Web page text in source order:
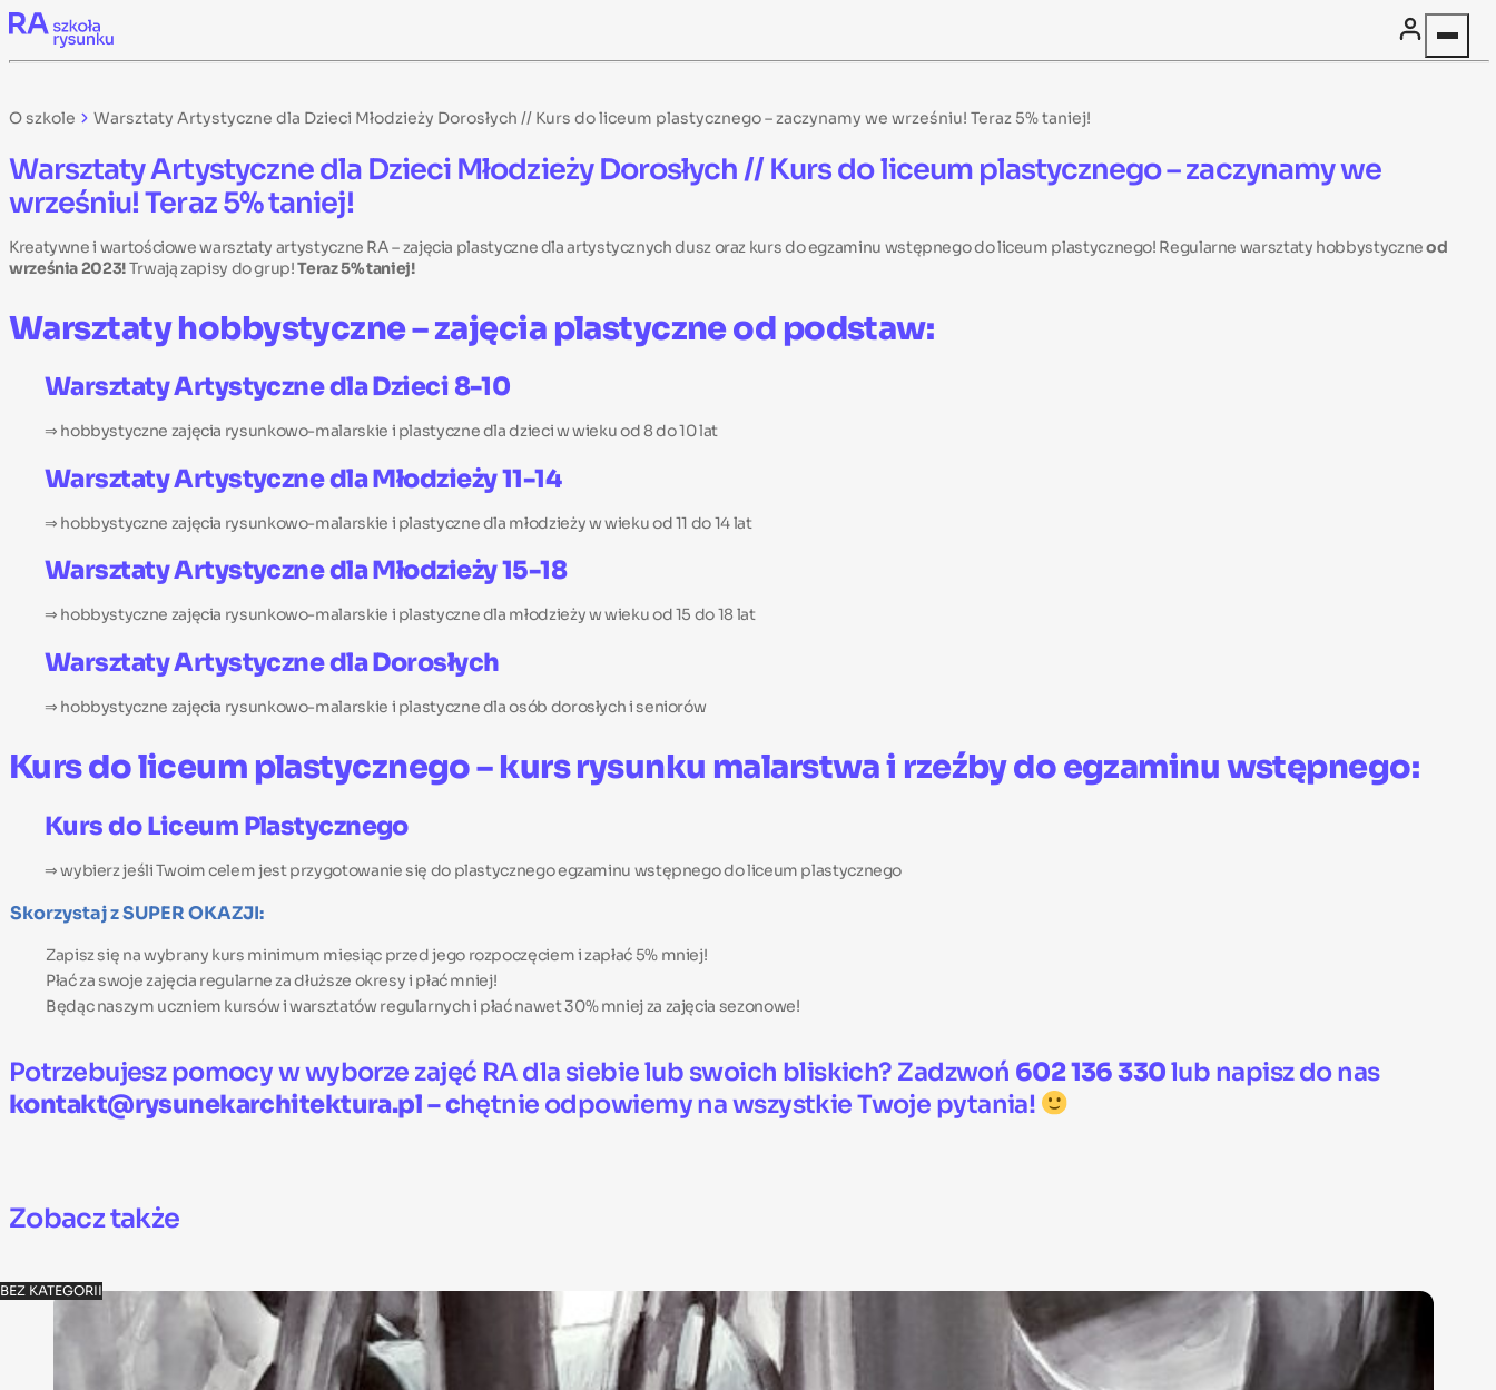
Skip to content
O szkole Warsztaty Artystyczne dla Dzieci Młodzieży Dorosłych // Kurs do liceum plastycznego – zaczynamy we wrześniu! Teraz 5% taniej!
Warsztaty Artystyczne dla Dzieci Młodzieży Dorosłych // Kurs do liceum plastycznego – zaczynamy we
wrześniu! Teraz 5% taniej!
Kreatywne i wartościowe warsztaty artystyczne RA – zajęcia plastyczne dla artystycznych dusz oraz kurs do egzaminu wstępnego do liceum plastycznego! Regularne warsztaty hobbystyczneod
września 2023!Trwają zapisy do grup!Teraz 5% taniej!
Warsztaty hobbystyczne – zajęcia plastyczne od podstaw:
Warsztaty Artystyczne dla Dzieci 8-10
⇒ hobbystyczne zajęcia rysunkowo-malarskie i plastyczne dla dzieci w wieku od 8 do 10 lat
Warsztaty Artystyczne dla Młodzieży 11-14
⇒ hobbystyczne zajęcia rysunkowo-malarskie i plastyczne dla młodzieży w wieku od 11 do 14 lat
Warsztaty Artystyczne dla Młodzieży 15-18
⇒ hobbystyczne zajęcia rysunkowo-malarskie i plastyczne dla młodzieży w wieku od 15 do 18 lat
Warsztaty Artystyczne dla Dorosłych
⇒ hobbystyczne zajęcia rysunkowo-malarskie i plastyczne dla osób dorosłych i seniorów
Kurs do liceum plastycznego – kurs rysunku malarstwa i rzeźby do egzaminu wstępnego:
Kurs do Liceum Plastycznego
⇒ wybierz jeśli Twoim celem jest przygotowanie się do plastycznego egzaminu wstępnego do liceum plastycznego
Skorzystaj z SUPER OKAZJI:
Zapisz się na wybrany kurs minimum miesiąc przed jego rozpoczęciem i zapłać 5% mniej!
Płać za swoje zajęcia regularne za dłuższe okresy i płać mniej!
Będąc naszym uczniem kursów i warsztatów regularnych i płać nawet 30% mniej za zajęcia sezonowe!
Potrzebujesz pomocy w wyborze zajęć RA dla siebie lub swoich bliskich? Zadzwoń 602 136 330lub napisz do nas
kontakt@rysunekarchitektura.pl – chętnie odpowiemy na wszystkie Twoje pytania!
Zobacz także
BEZ KATEGORII